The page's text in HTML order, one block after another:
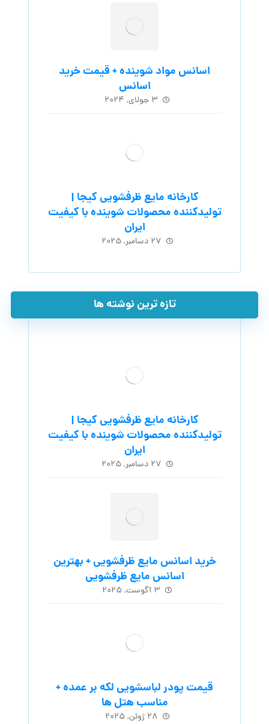
اسانس مواد شوینده + قیمت خرید
اسانس
۳ جولای, ۲۰۲۴
کارخانه مایع ظرفشویی کیجا |
تولیدکننده محصولات شوینده با کیفیت
ایران
۲۷ دسامبر, ۲۰۲۵
تازه ترین نوشته ها
کارخانه مایع ظرفشویی کیجا |
تولیدکننده محصولات شوینده با کیفیت
ایران
۲۷ دسامبر, ۲۰۲۵
خرید اسانس مایع ظرفشویی + بهترین
اسانس مایع ظرفشویی
۳ آگوست, ۲۰۲۵
قیمت پودر لباسشویی لکه بر عمده +
مناسب هتل ها
۲۸ ژوئن, ۲۰۲۵